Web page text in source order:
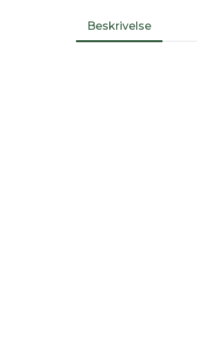
Beskrivelse